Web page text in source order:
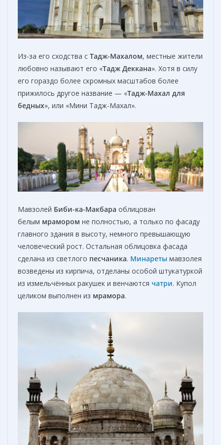
Из-за его сходства с Тадж-Махалом, местные жители
любовно называют его «Тадж Деккана». Хотя в силу
его гораздо более скромных масштабов более
прижилось другое название — «Тадж-Махал для
бедных», или «Мини Тадж-Махал».
Мавзолей Биби-ка-Maкбара облицован
белым мрамором не полностью, а только по фасаду
главного здания в высоту, немного превышающую
человеческий рост. Остальная облицовка фасада
сделана из светлого песчаника. Минареты мавзолея
возведены из кирпича, отделаны особой штукатуркой
из измельчённых ракушек и венчаются чатри. Купол
целиком выполнен из мрамора.